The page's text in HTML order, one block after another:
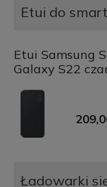
Etui do
Etui Samsung
Galaxy S22
Ładowarki